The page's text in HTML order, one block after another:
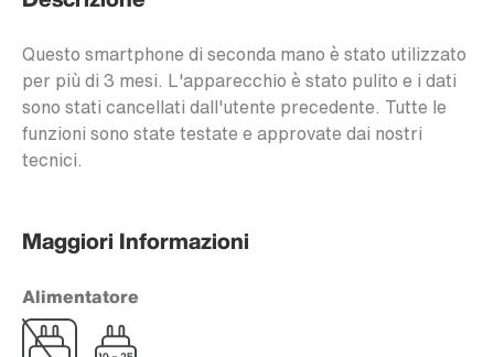
Questo smartphone di seconda mano è stato utilizzato
per più di 3 mesi. L'apparecchio è stato pulito e i dati
sono stati cancellati dall'utente precedente. Tutte le
funzioni sono state testate e approvate dai nostri
tecnici.
Maggiori Informazioni
Alimentatore